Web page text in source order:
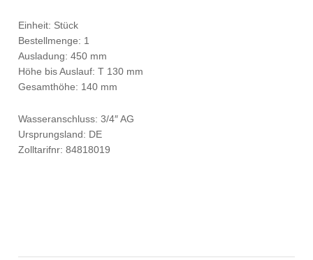
Einheit: Stück
Bestellmenge: 1
Ausladung: 450 mm
Höhe bis Auslauf: T 130 mm
Gesamthöhe: 140 mm
Wasseranschluss: 3/4″ AG
Ursprungsland: DE
Zolltarifnr: 84818019